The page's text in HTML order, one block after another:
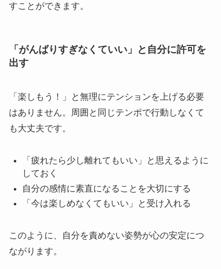
すことができます。
「がんばりすぎなくていい」と自分に許可を
出す
「楽しもう！」と無理にテンションを上げる必要
はありません。周囲と同じテンポで行動しなくて
も大丈夫です。
「疲れたら少し離れてもいい」と思えるように
しておく
自分の感情に素直になることを大切にする
「今は楽しめなくてもいい」と受け入れる
このように、自分を責めない姿勢が心の安定につ
ながります。